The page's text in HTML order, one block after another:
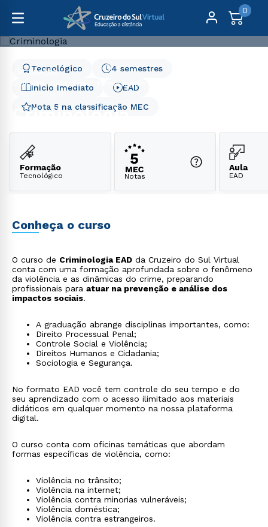
0
Graduação
Direito, Relações Internacionais e Ciências Políticas
Criminologia
Criminologia
Início Imediato
Nota 5 na classificação MEC
4 semestres
Tecnológico
EAD
Formação
Tecnológico Notas
Aula
EAD
Conheça o curso
O curso de Criminologia EAD da Cruzeiro do Sul Virtual
conta com uma formação aprofundada sobre o fenômeno
da violência e as dinâmicas do crime, preparando
profissionais para atuar na prevenção e análise dos
impactos sociais.
A graduação abrange disciplinas importantes, como:
Direito Processual Penal;
Controle Social e Violência;
Direitos Humanos e Cidadania;
Sociologia e Segurança.
No formato EAD você tem controle do seu tempo e do
seu aprendizado com o acesso ilimitado aos materiais
didáticos em qualquer momento na nossa plataforma
digital.
O curso conta com oficinas temáticas que abordam
formas específicas de violência, como:
Violência no trânsito;
Violência na internet;
Violência contra minorias vulneráveis;
Violência doméstica;
Violência contra estrangeiros.